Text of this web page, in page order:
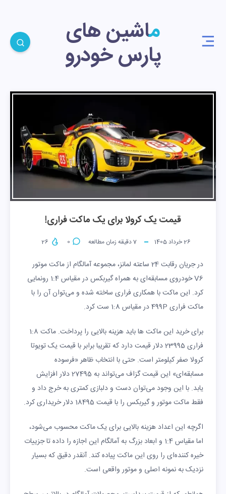
ماشین های
پارس خودرو
قیمت یک کرولا برای یک ماکت فراری!
26 خرداد 1405 7دقیقه زمان مطالعه 0
در جریان رقابت 24 ساعته لمانز، مجموعه آمالگام از ماکت موتور
V6 خودروی مسابقه‌ای به همراه گیربکس در مقیاس 1:4 رونمایی
کرد. این ماکت با همکاری فراری ساخته شده و می‌توان آن را با
ماکت فراری 499P در مقیاس 1:8 ست کرد.
برای خرید این ماکت ها باید هزینه بالایی را پرداخت. ماکت 1:8
فراری 23995 دلار قیمت دارد که تقریبا برابر با قیمت یک تویوتا
کرولا صفر کیلومتر است. حتی با انتخاب ظاهر «فرسوده
مسابقه‌ای» این قیمت گزاف می‌تواند به 27495 دلار افزایش
یابد. با این وجود می‌توان دست و دلبازی کمتری به خرج داد و
فقط ماکت موتور و گیربکس را با قیمت 18495 دلار خریداری کرد.
اگرچه این اعداد هزینه بالایی برای یک ماکت محسوب می‌شود،
اما مقیاس 1:4 و ابعاد بزرگ به آمالگام این اجازه را داده تا جزییات
خیره کننده‌ای را روی این ماکت پیاده کند. آنقدر دقیق که بسیار
نزدیک به نمونه اصلی و موتور واقعی است.